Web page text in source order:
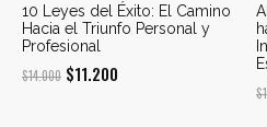
10 Leyes del Éxito: El Camino
Hacia el Triunfo Personal y
Profesional
$14.000 El
$11.200
$